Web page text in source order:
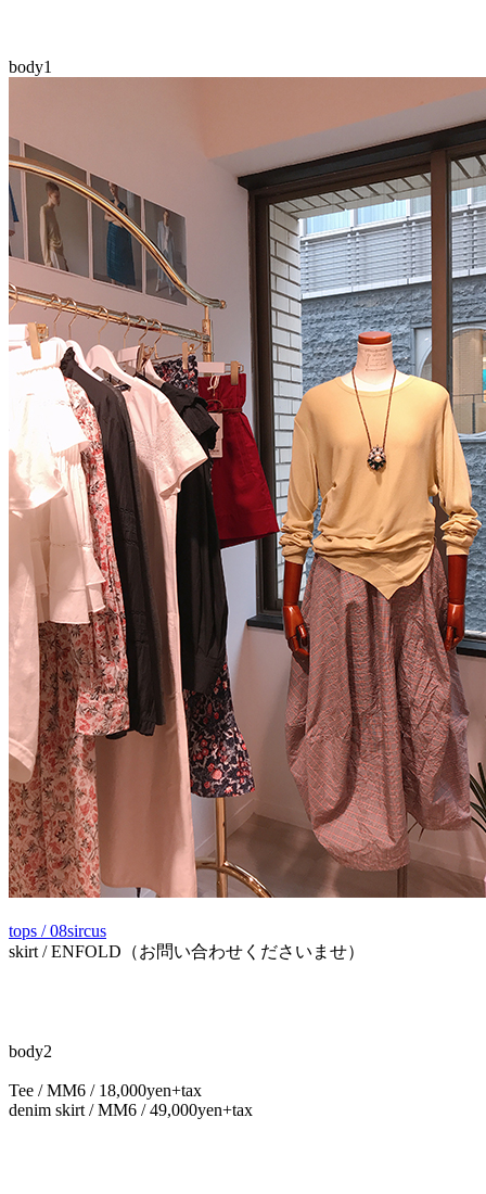
body1
tops / 08sircus
skirt / ENFOLD（お問い合わせくださいませ）
body2
Tee / MM6 / 18,000yen+tax
denim skirt / MM6 / 49,000yen+tax